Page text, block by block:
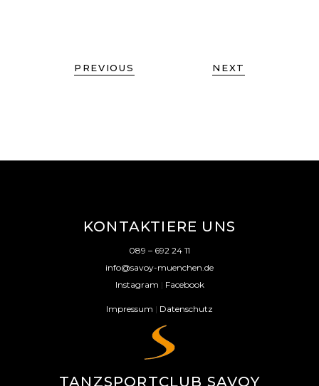
PREVIOUS NEXT
KONTAKTIERE UNS
089 – 692 24 11
info@savoy-muenchen.de
Instagram | Facebook
Impressum | Datenschutz
TANZSPORTCLUB SAVOY